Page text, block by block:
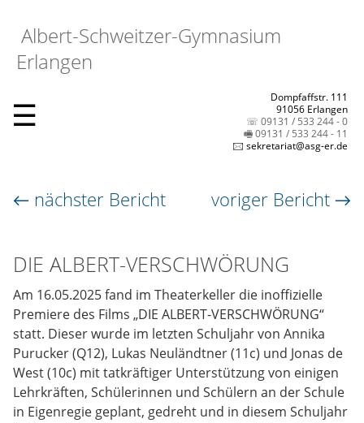
Albert-Schweitzer-Gymnasium
Erlangen
☰
Dompfaffstr. 111
91056 Erlangen
☏ 09131 / 533 244 - 0
🖷 09131 / 533 244 - 11
🖂 sekretariat@asg-er.de
← nächster Bericht voriger Bericht →
DIE ALBERT-VERSCHWÖRUNG
Am 16.05.2025 fand im Theaterkeller die inoffizielle
Premiere des Films „DIE ALBERT-VERSCHWÖRUNG“
statt. Dieser wurde im letzten Schuljahr von Annika
Purucker (Q12), Lukas Neuländtner (11c) und Jonas de
West (10c) mit tatkräftiger Unterstützung von einigen
Lehrkräften, Schülerinnen und Schülern an der Schule
in Eigenregie geplant, gedreht und in diesem Schuljahr